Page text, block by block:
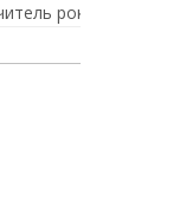
рок...